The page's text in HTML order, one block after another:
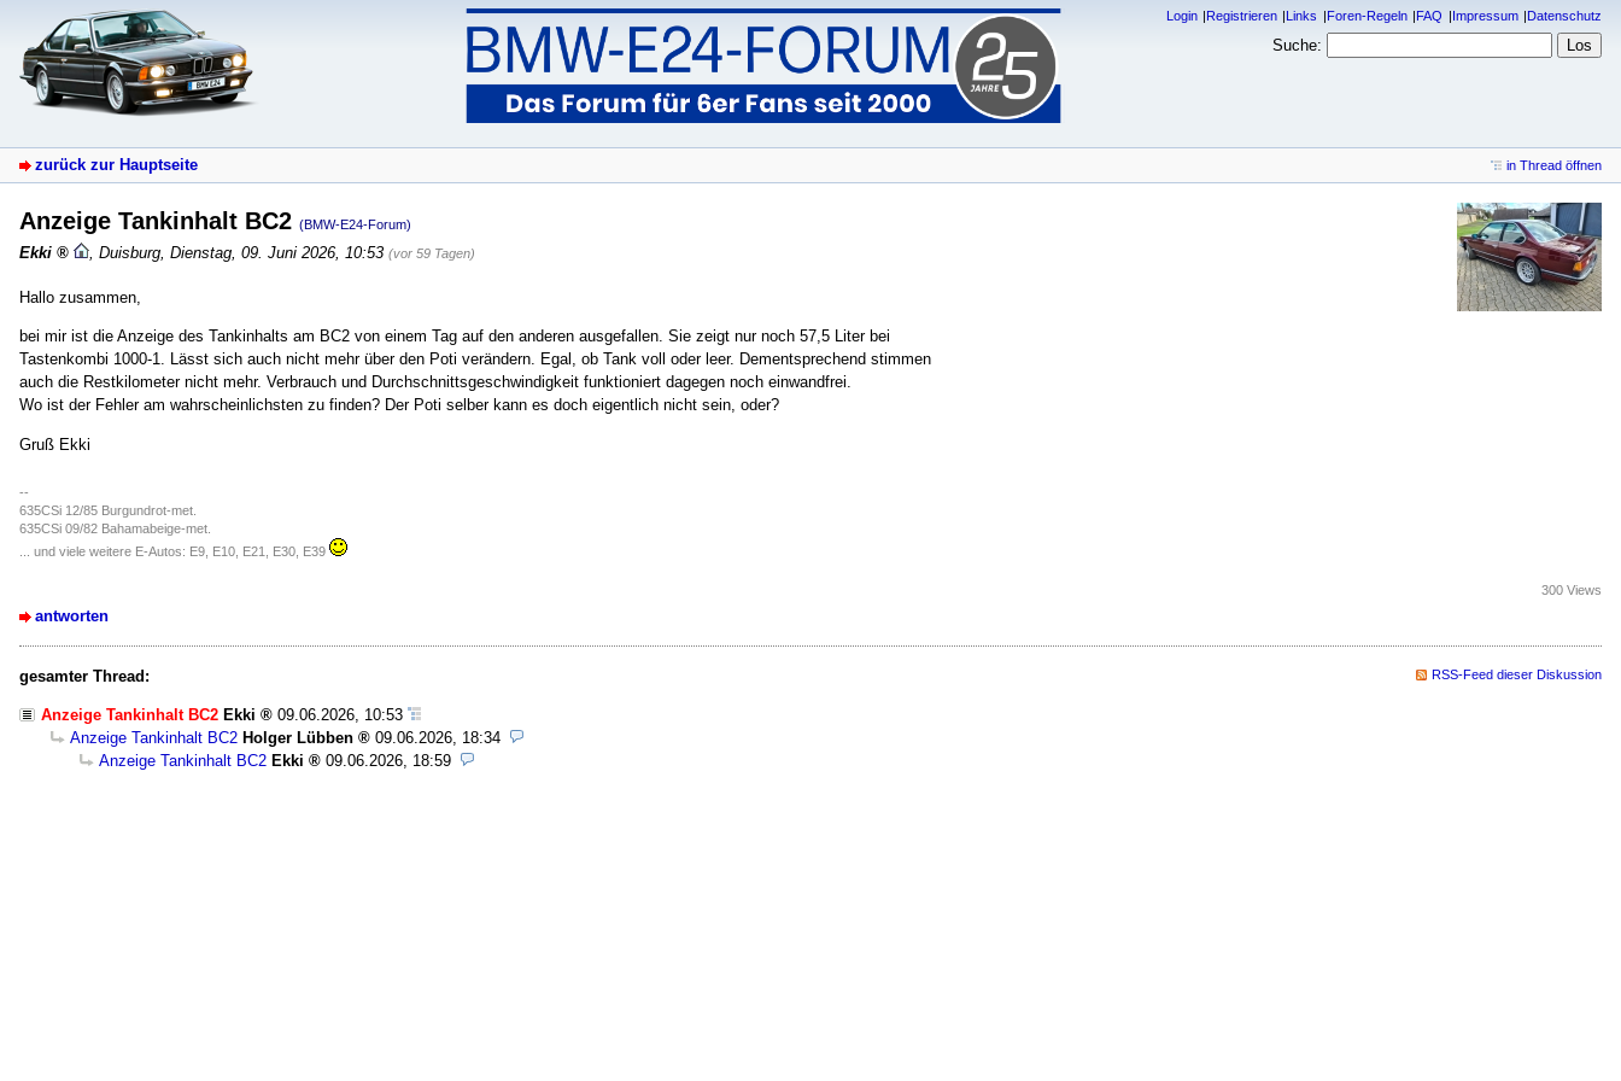
Login Registrieren Links Foren-Regeln FAQ Impressum Datenschutz
Suche:
zurück zur Hauptseite in Thread öffnen
Anzeige Tankinhalt BC2 (BMW-E24-Forum)
Ekki , Duisburg, Dienstag, 09. Juni 2026, 10:53 (vor 59 Tagen)
Hallo zusammen,
bei mir ist die Anzeige des Tankinhalts am BC2 von einem Tag auf den anderen ausgefallen. Sie zeigt nur noch 57,5 Liter bei
Tastenkombi 1000-1. Lässt sich auch nicht mehr über den Poti verändern. Egal, ob Tank voll oder leer. Dementsprechend stimmen
auch die Restkilometer nicht mehr. Verbrauch und Durchschnittsgeschwindigkeit funktioniert dagegen noch einwandfrei.
Wo ist der Fehler am wahrscheinlichsten zu finden? Der Poti selber kann es doch eigentlich nicht sein, oder?
Gruß Ekki
--
635CSi 12/85 Burgundrot-met.
635CSi 09/82 Bahamabeige-met.
... und viele weitere E-Autos: E9, E10, E21, E30, E39
antworten
300 Views
gesamter Thread: RSS-Feed dieser Diskussion
Anzeige Tankinhalt BC2 Ekki
09.06.2026, 10:53
Anzeige Tankinhalt BC2 Holger Lübben
09.06.2026, 18:34
Anzeige Tankinhalt BC2 Ekki 09.06.2026, 18:59